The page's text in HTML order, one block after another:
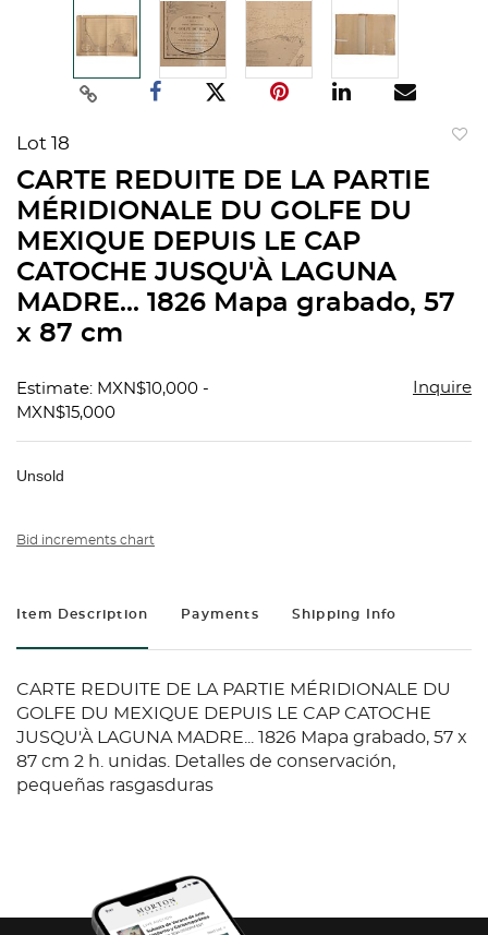
Lot 18
CARTE REDUITE DE LA PARTIE
MÉRIDIONALE DU GOLFE DU
MEXIQUE DEPUIS LE CAP
CATOCHE JUSQU'À LAGUNA
MADRE... 1826 Mapa grabado, 57
x 87 cm
Estimate: MXN$10,000 -
MXN$15,000
Inquire
Unsold
Bid increments chart
Item Description Payments Shipping Info
CARTE REDUITE DE LA PARTIE MÉRIDIONALE DU
GOLFE DU MEXIQUE DEPUIS LE CAP CATOCHE
JUSQU'À LAGUNA MADRE... 1826 Mapa grabado, 57 x
87 cm 2 h. unidas. Detalles de conservación,
pequeñas rasgasduras